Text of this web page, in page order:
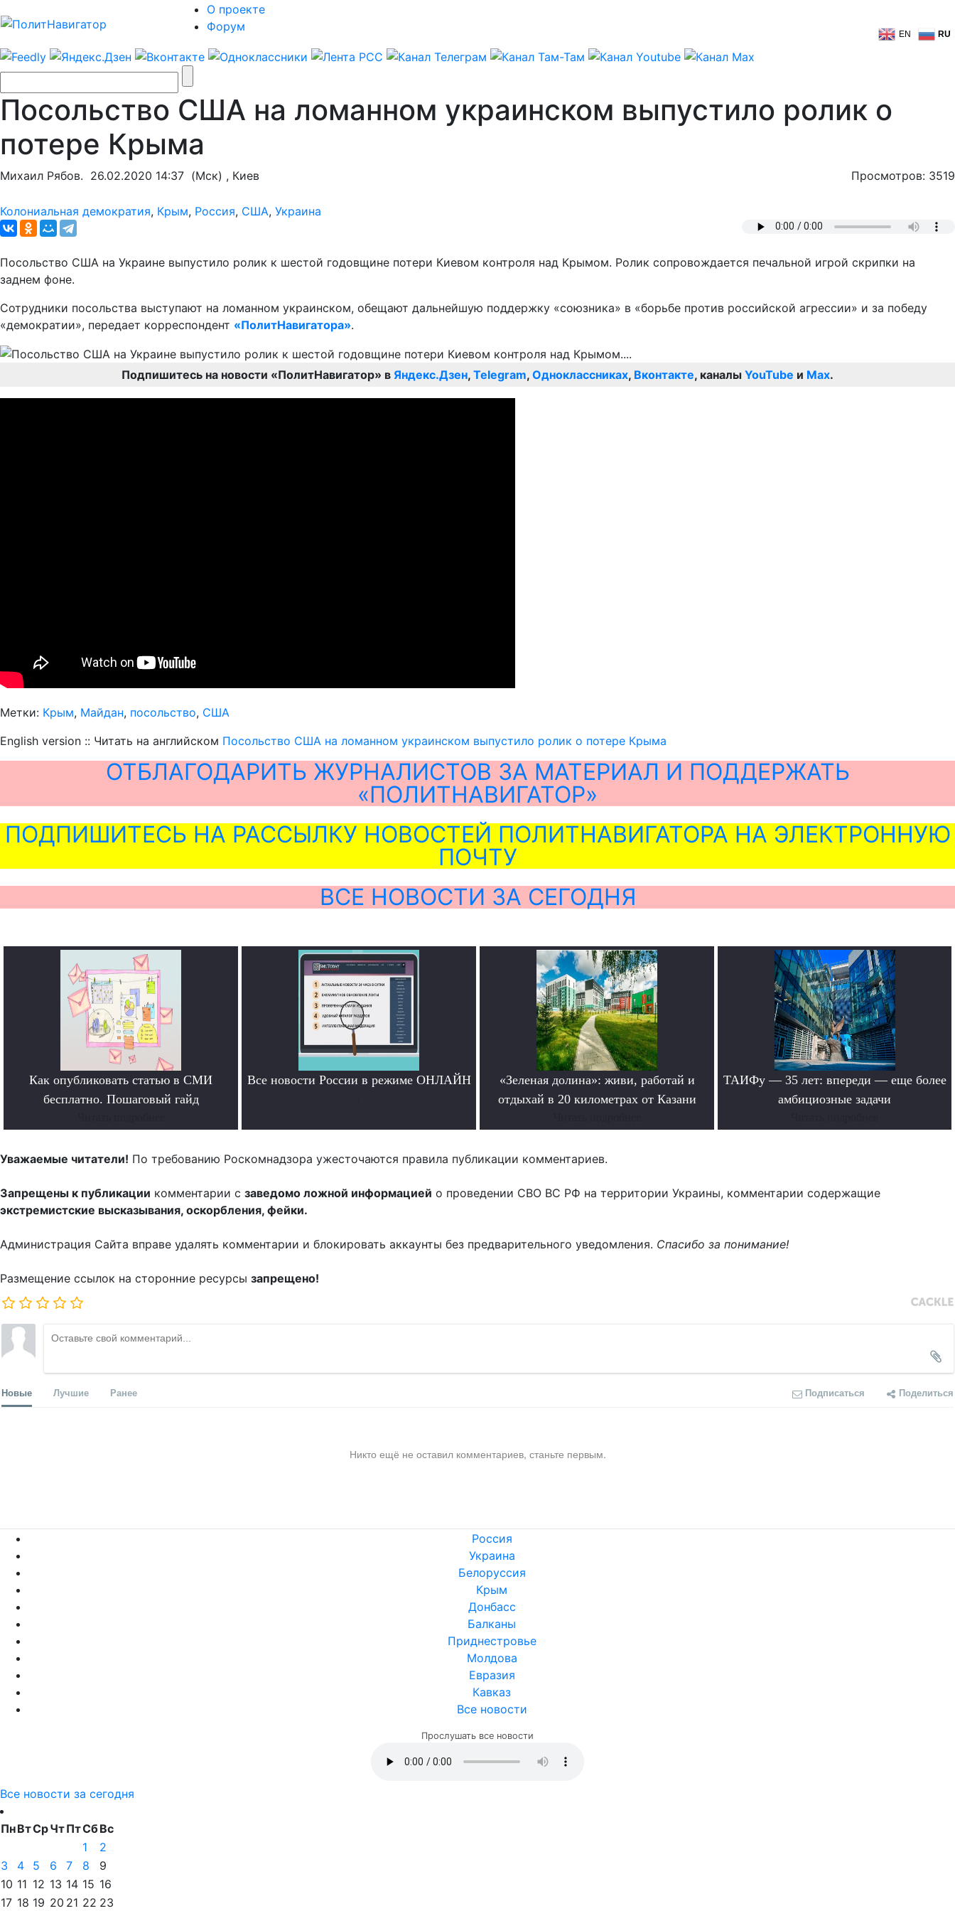
О проекте
Форум
EN RU
Посольство США на ломанном украинском выпустило ролик о
потере Крыма
Михаил Рябов. 26.02.2020 14:37 (Мск) , Киев Просмотров: 3519
Колониальная демократия, Крым, Россия, США, Украина
Посольство США на Украине выпустило ролик к шестой годовщине потери Киевом контроля над Крымом. Ролик сопровождается печальной игрой скрипки на
заднем фоне.
Сотрудники посольства выступают на ломанном украинском, обещают дальнейшую поддержку «союзника» в «борьбе против российской агрессии» и за победу
«демократии», передает корреспондент «ПолитНавигатора».
Подпишитесь на новости «ПолитНавигатор» в Яндекс.Дзен, Telegram, Одноклассниках, Вконтакте, каналы YouTube и Max.
Метки: Крым, Майдан, посольство, США
English version :: Читать на английском Посольство США на ломанном украинском выпустило ролик о потере Крыма
ОТБЛАГОДАРИТЬ ЖУРНАЛИСТОВ ЗА МАТЕРИАЛ И ПОДДЕРЖАТЬ
«ПОЛИТНАВИГАТОР»
ПОДПИШИТЕСЬ НА РАССЫЛКУ НОВОСТЕЙ ПОЛИТНАВИГАТОРА НА ЭЛЕКТРОННУЮ
ПОЧТУ
ВСЕ НОВОСТИ ЗА СЕГОДНЯ
Как опубликовать статью в СМИ
бесплатно. Пошаговый гайд
Все новости России в режиме ОНЛАЙН
«Зеленая долина»: живи, работай и
отдыхай в 20 километрах от Казани
ТАИФу — 35 лет: впереди — еще более
амбициозные задачи
Уважаемые читатели! По требованию Роскомнадзора ужесточаются правила публикации комментариев.
Запрещены к публикации комментарии с заведомо ложной информацией о проведении СВО ВС РФ на территории Украины, комментарии содержащие
экстремистские высказывания, оскорбления, фейки.
Администрация Сайта вправе удалять комментарии и блокировать аккаунты без предварительного уведомления. Спасибо за понимание!
Размещение ссылок на сторонние ресурсы запрещено!
Новые Лучшие Ранее Подписаться Поделиться
Никто ещё не оставил комментариев, станьте первым.
Россия
Украина
Белоруссия
Крым
Донбасс
Балканы
Приднестровье
Молдова
Евразия
Кавказ
Все новости
Прослушать все новости
Все новости за сегодня
ПнВтСрЧтПтСбВс
1
2
3
4 5 6 7 8
9
10 11 12 13 14 15 16
17 18 19 20 21 22 23